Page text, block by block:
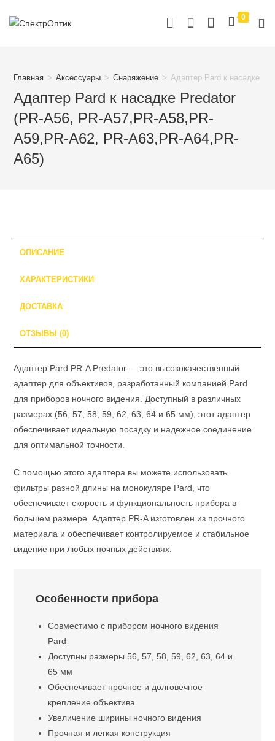
0
Главная > Аксессуары > Снаряжение > Адаптер Pard к насадке
Адаптер Pard к насадке Predator
(PR-A56, PR-A57,PR-A58,PR-
A59,PR-A62, PR-A63,PR-A64,PR-
A65)
ОПИСАНИЕ
ХАРАКТЕРИСТИКИ
ДОСТАВКА
ОТЗЫВЫ (0)
Адаптер Pard PR-A Predator — это высококачественный
адаптер для объективов, разработанный компанией Pard
для приборов ночного видения. Доступный в различных
размерах (56, 57, 58, 59, 62, 63, 64 и 65 мм), этот адаптер
обеспечивает идеальную посадку и надежное соединение
для оптимальной точности.
С помощью этого адаптера вы можете использовать
фильтры разной длины на монокуляре Pard, что
обеспечивает скорость и функциональность прибора в
большем размере. Адаптер PR-A изготовлен из прочного
материала и обеспечивает контролируемое и стабильное
видение при любых ночных действиях.
Особенности прибора
Совместимо с прибором ночного видения
Pard
Доступны размеры 56, 57, 58, 59, 62, 63, 64 и
65 мм
Обеспечивает прочное и долговечное
крепление объектива
Увеличение ширины ночного видения
Прочная и лёгкая конструкция